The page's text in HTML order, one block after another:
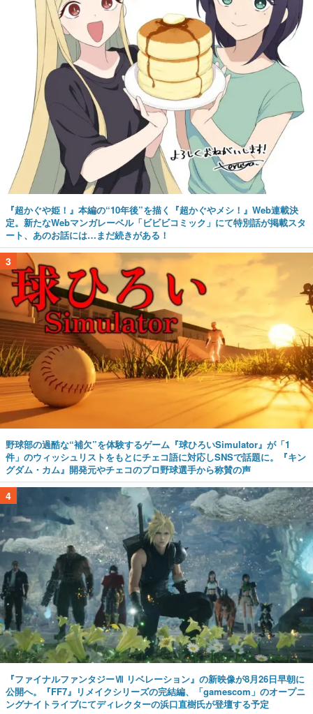
『超かぐや姫！』本編の“10年後”を描く『超かぐやメシ！』Web連載決
定。新たなWebマンガレーベル「ビビビコミック」にて特別話が掲載スタ
ート、あのお話には…まだ続きがある！
3
野球部の過酷な“補欠”を体験するゲーム『球ひろいSimulator』が「1
件」のウィッシュリストをもとにチェコ語に対応しSNSで話題に。『キン
グダム・カム』開発元やチェコのプロ野球選手から称賛の声
4
『ファイナルファンタジーⅦ リベレーション』の新映像が8月26日早朝に
公開へ。『FF7』リメイクシリーズの完結編、「gamescom」のオープニ
ングナイトライブにてディレクターの浜口直樹氏が登壇する予定